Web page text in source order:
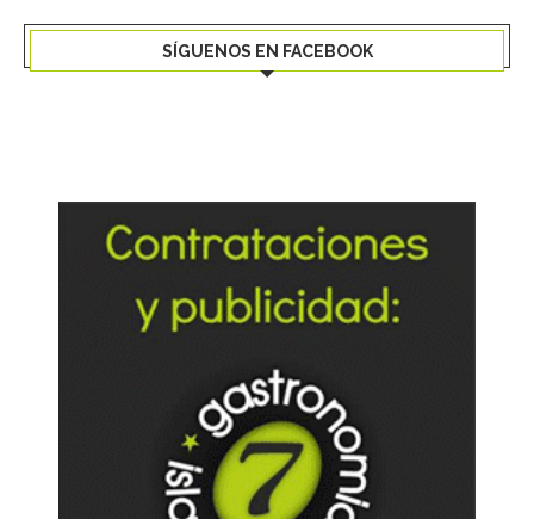
SÍGUENOS EN FACEBOOK